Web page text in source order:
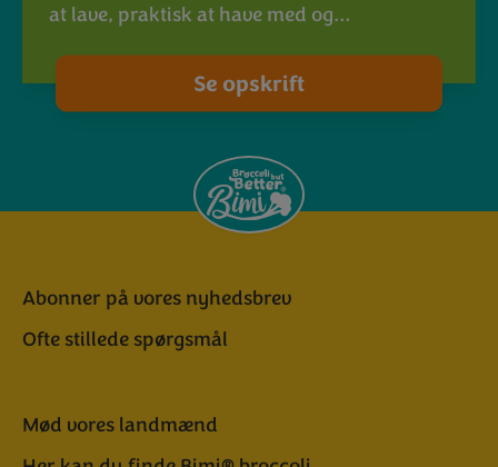
at lave, praktisk at have med og…
Se opskrift
Abonner på vores nyhedsbrev
Ofte stillede spørgsmål
Mød vores landmænd